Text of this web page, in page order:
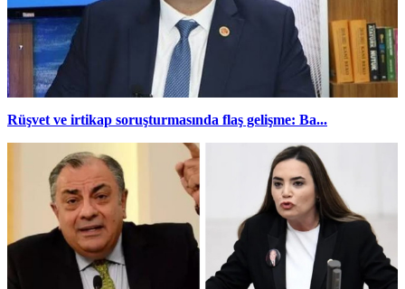
Rüşvet ve irtikap soruşturmasında flaş gelişme: Ba...